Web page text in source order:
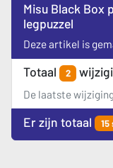
Misu Black Box
legpuzzel
Deze artikel is
Totaal 2
De laatste
Er zijn totaal 15